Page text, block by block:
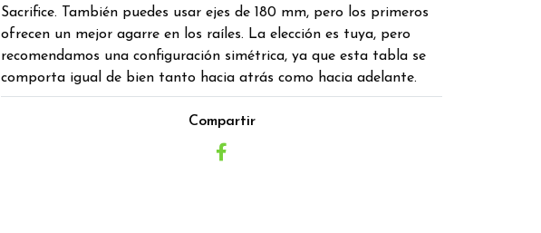
Sacrifice. También puedes usar ejes de 180 mm, pero los primeros
ofrecen un mejor agarre en los raíles. La elección es tuya, pero
recomendamos una configuración simétrica, ya que esta tabla se
comporta igual de bien tanto hacia atrás como hacia adelante.
Compartir